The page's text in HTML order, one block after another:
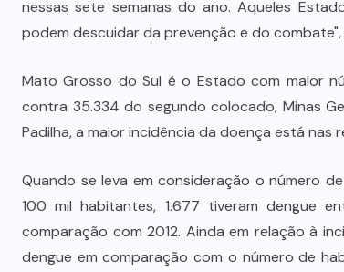
nessas sete semanas do ano. Aqueles
podem descuidar da prevenção e do combate",
Mato Grosso do Sul é o Estado com maior
contra 35.334 do segundo colocado, Minas
Padilha, a maior incidência da doença está nas
Quando se leva em consideração o número
100 mil habitantes, 1.677 tiveram dengue
comparação com 2012. Ainda em relação à
dengue em comparação com o número de